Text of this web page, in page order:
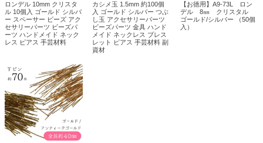
ロンデル 10mm クリスタ
ル 10個入 ゴールド シルバ
ー スペーサー ビーズ アク
セサリーパーツ ビーズパ
ーツ ハンドメイド ネック
レス ピアス 手芸材料
カシメ玉 1.5mm 約100個
入 ゴールド シルバー つぶ
し玉 アクセサリーパーツ
ビーズパーツ 金具 ハンド
メイド ネックレス ブレス
レット ピアス 手芸材料 副
資材
【お徳用】A9-73L ロン
デル 8㎜ クリスタル
ゴールド/シルバー （50個
入）